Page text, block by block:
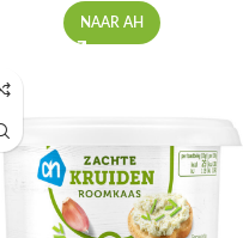
NAAR AH